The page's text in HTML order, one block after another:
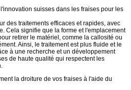
suisses dans les fraises pour les
des traitements efficaces et rapides, avec
Cela signifie que la forme et l'emplacement
retirer le matériel, comme la callosité ou
Ainsi, le traitement est plus fluide et le
à une recherche et un développement
de haute qualité qui respectent les
la droiture de vos fraises à l'aide du